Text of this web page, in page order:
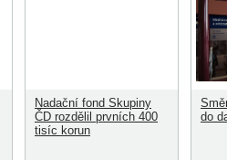
Nadační fond Skupiny
ČD rozdělil prvních 400
tisíc korun
do